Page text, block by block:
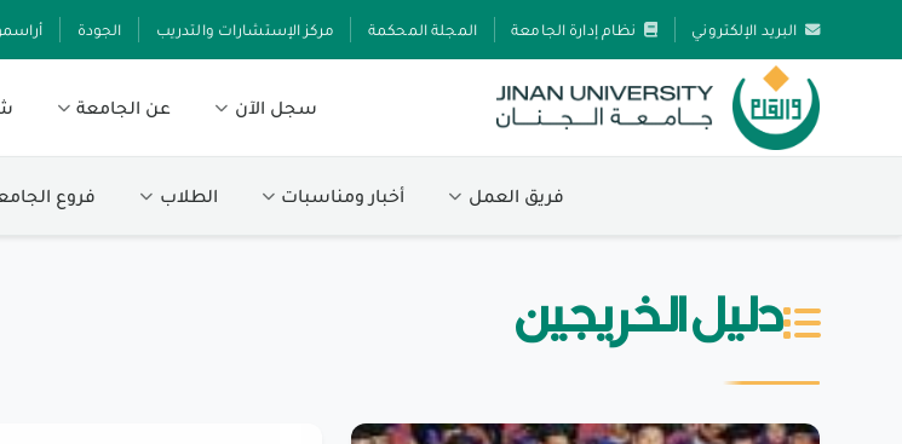
البريد الإلكتروني نظام إدارة الجامعة المجلة المحكمة مركز الإستشارات والتدريب الجودة
سجل الآن عن الجامعة
فريق العمل أخبار ومناسبات الطلاب فروع
دليل الخريجين